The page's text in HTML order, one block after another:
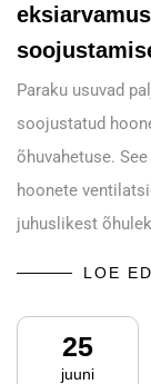
Paraku usuvad
soojustatud
õhuvahetuse.
hoonete
juhuslikest
LOE
25
juuni